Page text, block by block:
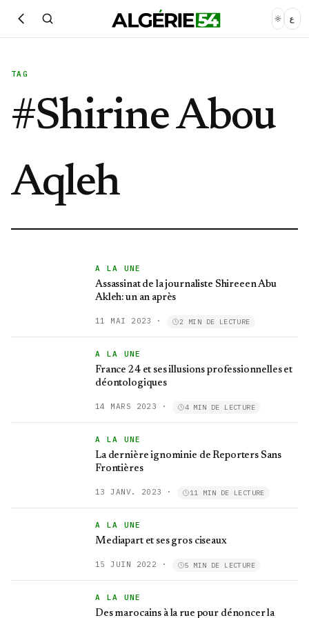
ع
TAG
#Shirine Abou
Aqleh
A LA UNE
Assassinat de la journaliste Shireeen Abu
Akleh: un an après
11 MAI 2023 · 2 MIN DE LECTURE
A LA UNE
France 24 et ses illusions professionnelles et
déontologiques
14 MARS 2023 · 4 MIN DE LECTURE
A LA UNE
La dernière ignominie de Reporters Sans
Frontières
13 JANV. 2023 · 11 MIN DE LECTURE
A LA UNE
Mediapart et ses gros ciseaux
15 JUIN 2022 · 5 MIN DE LECTURE
A LA UNE
Des marocains à la rue pour dénoncer la